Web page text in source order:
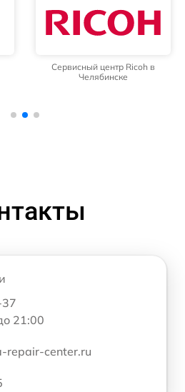
Сервисный центр Ricoh в
Челябинске
21:00
repair-center.ru